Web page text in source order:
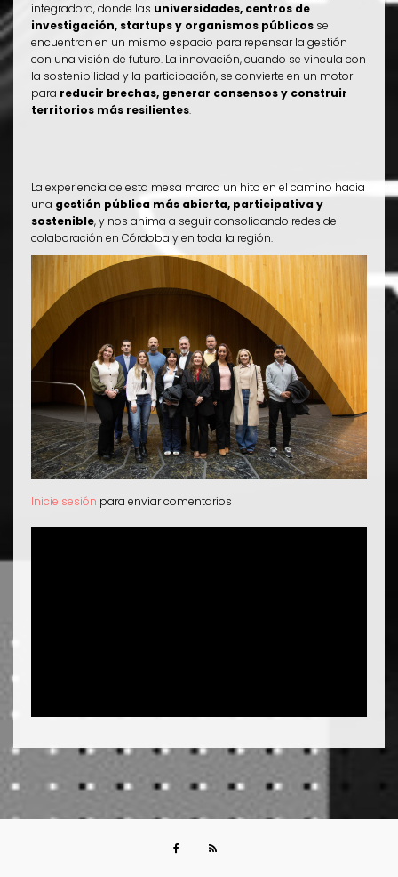
integradora, donde las universidades, centros de
investigación, startups y organismos públicos se
encuentran en un mismo espacio para repensar la gestión
con una visión de futuro. La innovación, cuando se vincula con
la sostenibilidad y la participación, se convierte en un motor
para reducir brechas, generar consensos y construir
territorios más resilientes.
La experiencia de esta mesa marca un hito en el camino hacia
una gestión pública más abierta, participativa y
sostenible, y nos anima a seguir consolidando redes de
colaboración en Córdoba y en toda la región.
Inicie sesión para enviar comentarios